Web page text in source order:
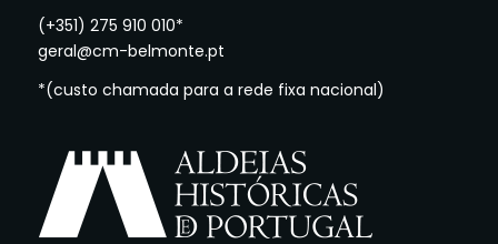
(+351) 275 910 010*
geral@cm-belmonte.pt
*(custo chamada para a rede fixa nacional)